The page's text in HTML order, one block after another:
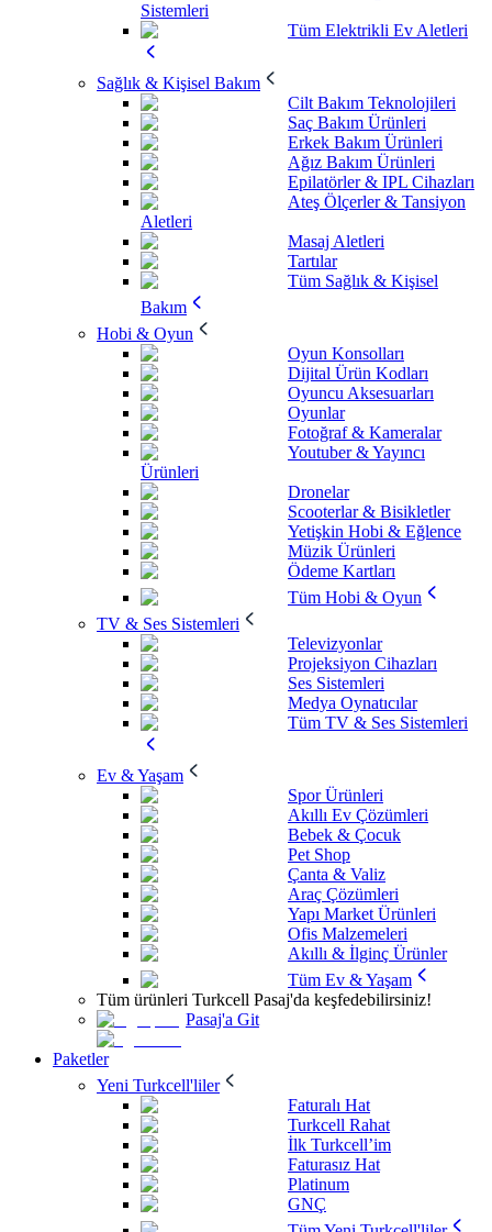
Sistemleri
Tüm Elektrikli Ev Aletleri
Sağlık & Kişisel Bakım
Cilt Bakım Teknolojileri
Saç Bakım Ürünleri
Erkek Bakım Ürünleri
Ağız Bakım Ürünleri
Epilatörler & IPL Cihazları
Ateş Ölçerler & Tansiyon
Aletleri
Masaj Aletleri
Tartılar
Tüm Sağlık & Kişisel
Bakım
Hobi & Oyun
Oyun Konsolları
Dijital Ürün Kodları
Oyuncu Aksesuarları
Oyunlar
Fotoğraf & Kameralar
Youtuber & Yayıncı
Ürünleri
Dronelar
Scooterlar & Bisikletler
Yetişkin Hobi & Eğlence
Müzik Ürünleri
Ödeme Kartları
Tüm Hobi & Oyun
TV & Ses Sistemleri
Televizyonlar
Projeksiyon Cihazları
Ses Sistemleri
Medya Oynatıcılar
Tüm TV & Ses Sistemleri
Ev & Yaşam
Spor Ürünleri
Akıllı Ev Çözümleri
Bebek & Çocuk
Pet Shop
Çanta & Valiz
Araç Çözümleri
Yapı Market Ürünleri
Ofis Malzemeleri
Akıllı & İlginç Ürünler
Tüm Ev & Yaşam
Tüm ürünleri Turkcell Pasaj'da keşfedebilirsiniz!
Pasaj'a Git
Paketler
Yeni Turkcell'liler
Faturalı Hat
Turkcell Rahat
İlk Turkcell’im
Faturasız Hat
Platinum
GNÇ